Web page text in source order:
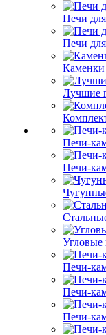
Печи
Печи
Каменки
Лучшие
Печи-
Печи-
Печи-
Печи-
Печи-